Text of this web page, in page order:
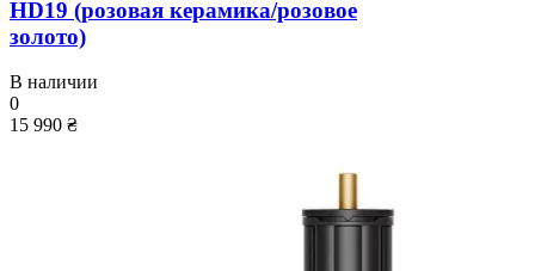
HD19 (розовая керамика/розовое
золото)
В наличии
0
15 990 ₴